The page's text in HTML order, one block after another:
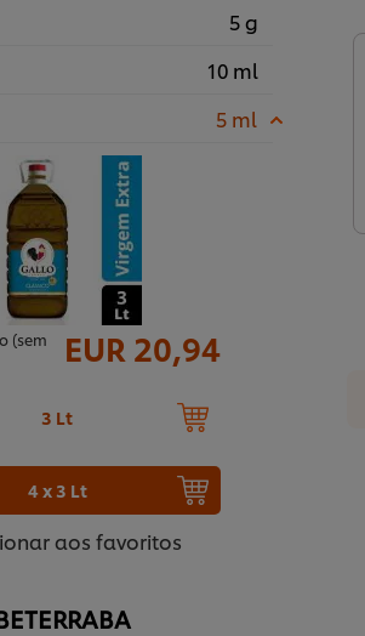
5 g
10 ml
5 ml
(sem
EUR 20,94
3 Lt
4 x 3 Lt
aos favoritos